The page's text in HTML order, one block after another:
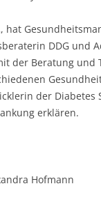
, hat
DDG und
der Beratung
der
erklären.
Hofmann